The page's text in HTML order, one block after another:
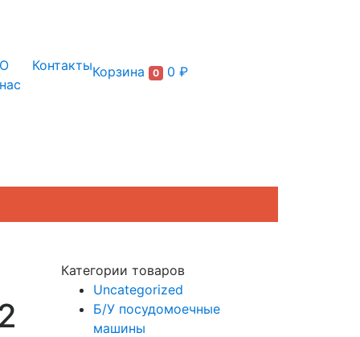
О
нас
КонтактыКорзина 0 0 ₽
Категории товаров
Uncategorized
Б/У посудомоечные
машины